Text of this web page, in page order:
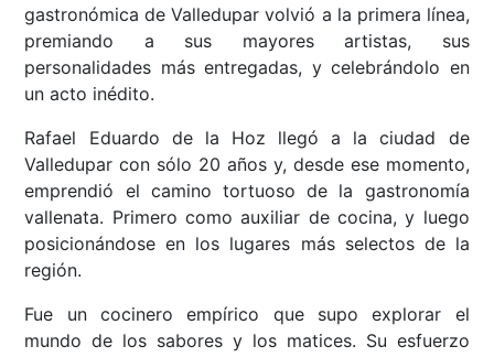
gastronómica de Valledupar volvió a la primera línea,
premiando a sus mayores artistas, sus
personalidades más entregadas, y celebrándolo en
un acto inédito.
Rafael Eduardo de la Hoz llegó a la ciudad de
Valledupar con sólo 20 años y, desde ese momento,
emprendió el camino tortuoso de la gastronomía
vallenata. Primero como auxiliar de cocina, y luego
posicionándose en los lugares más selectos de la
región.
Fue un cocinero empírico que supo explorar el
mundo de los sabores y los matices. Su esfuerzo